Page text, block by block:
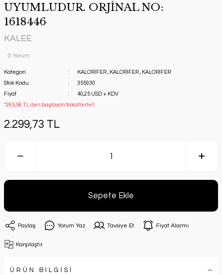
UYUMLUDUR. ORJİNAL NO:
1618446
KALEE
0 Yorum
Kategori KALORİFER , KALORİFER , KALORİFER
Stok Kodu
355930
Fiyat
40,25 USD + KDV
*265,56 TL den başlayan taksitlerle!!
2.299,73 TL
Sepete Ekle
Paylaş Yorum Yaz Tavsiye Et Fiyat Alarmı
Karşılaştır
ÜRÜN BİLGİSİ